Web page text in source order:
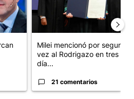
Milei mencionó por segunda
vez al Rodrigazo en tres
día...
21 comentarios